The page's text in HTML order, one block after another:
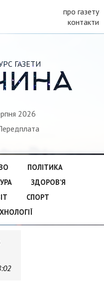
про газету
контакти
ГАЗЕТИ
2026
ПОЛІТИКА
ЗДОРОВ’Я
СПОРТ